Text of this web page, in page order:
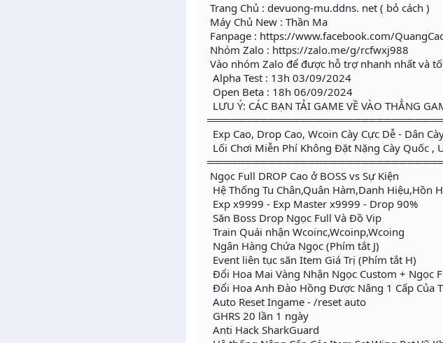
Trang Chủ : devuong-mu.ddns. net ( bỏ cách )
Máy Chủ New : Thần Ma
Fanpage : https://www.facebook.com/
Nhóm Zalo : https://zalo.me/g/rcfwxj988
Vào nhóm Zalo để được hỗ trợ nhanh nhất và
Alpha Test : 13h 03/09/2024
Open Beta : 18h 06/09/2024
LƯU Ý: CÁC BẠN TẢI GAME VỀ VÀO THẲNG
Exp Cao, Drop Cao, Wcoin Cày Cực Dễ - Dân
Lối Chơi Miễn Phí Không Đặt Nặng Cày Quốc ,
Ngọc Full DROP Cao ở BOSS vs Sự Kiện
Hệ Thống Tu Chân,Quân Hàm,Danh Hiệu,Hồn
Exp x9999 - Exp Master x9999 - Drop 90%
Săn Boss Drop Ngọc Full Và Đồ Vip
Train Quái nhận Wcoinc,Wcoinp,Wcoing
Ngân Hàng Chứa Ngọc (Phím tắt J)
Event liên tục săn Item Giá Trị (Phím tắt H)
Đổi Hoa Mai Vàng Nhận Ngọc Custom + Ngọc
Đổi Hoa Anh Đào Hồng Được Nâng 1 Cấp Của
Auto Reset Ingame - /reset auto
GHRS 20 lần 1 ngày
Anti Hack SharkGuard